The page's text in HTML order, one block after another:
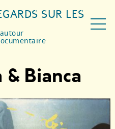
SUR LES
Bianca